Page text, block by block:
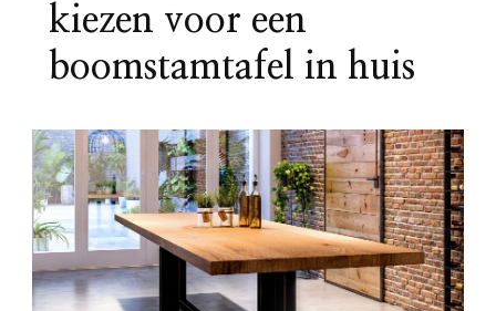
kiezen voor een
boomstamtafel in huis